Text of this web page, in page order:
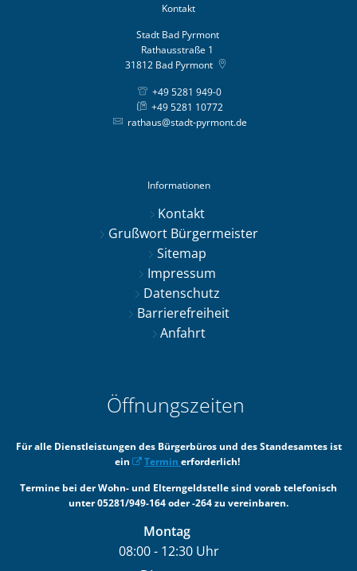
Kontakt
Stadt Bad Pyrmont
Rathausstraße 1
31812 Bad Pyrmont
+49 5281 949-0
+49 5281 10772
rathaus@stadt-pyrmont.de
Informationen
Kontakt
Grußwort Bürgermeister
Sitemap
Impressum
Datenschutz
Barrierefreiheit
Anfahrt
Öffnungszeiten
Für alle Dienstleistungen des Bürgerbüros und des Standesamtes ist
ein
Termin erforderlich!
Termine bei der Wohn- und Elterngeldstelle sind vorab telefonisch
unter 05281/949-164 oder -264 zu vereinbaren.
Montag
08:00- 12:30Uhr